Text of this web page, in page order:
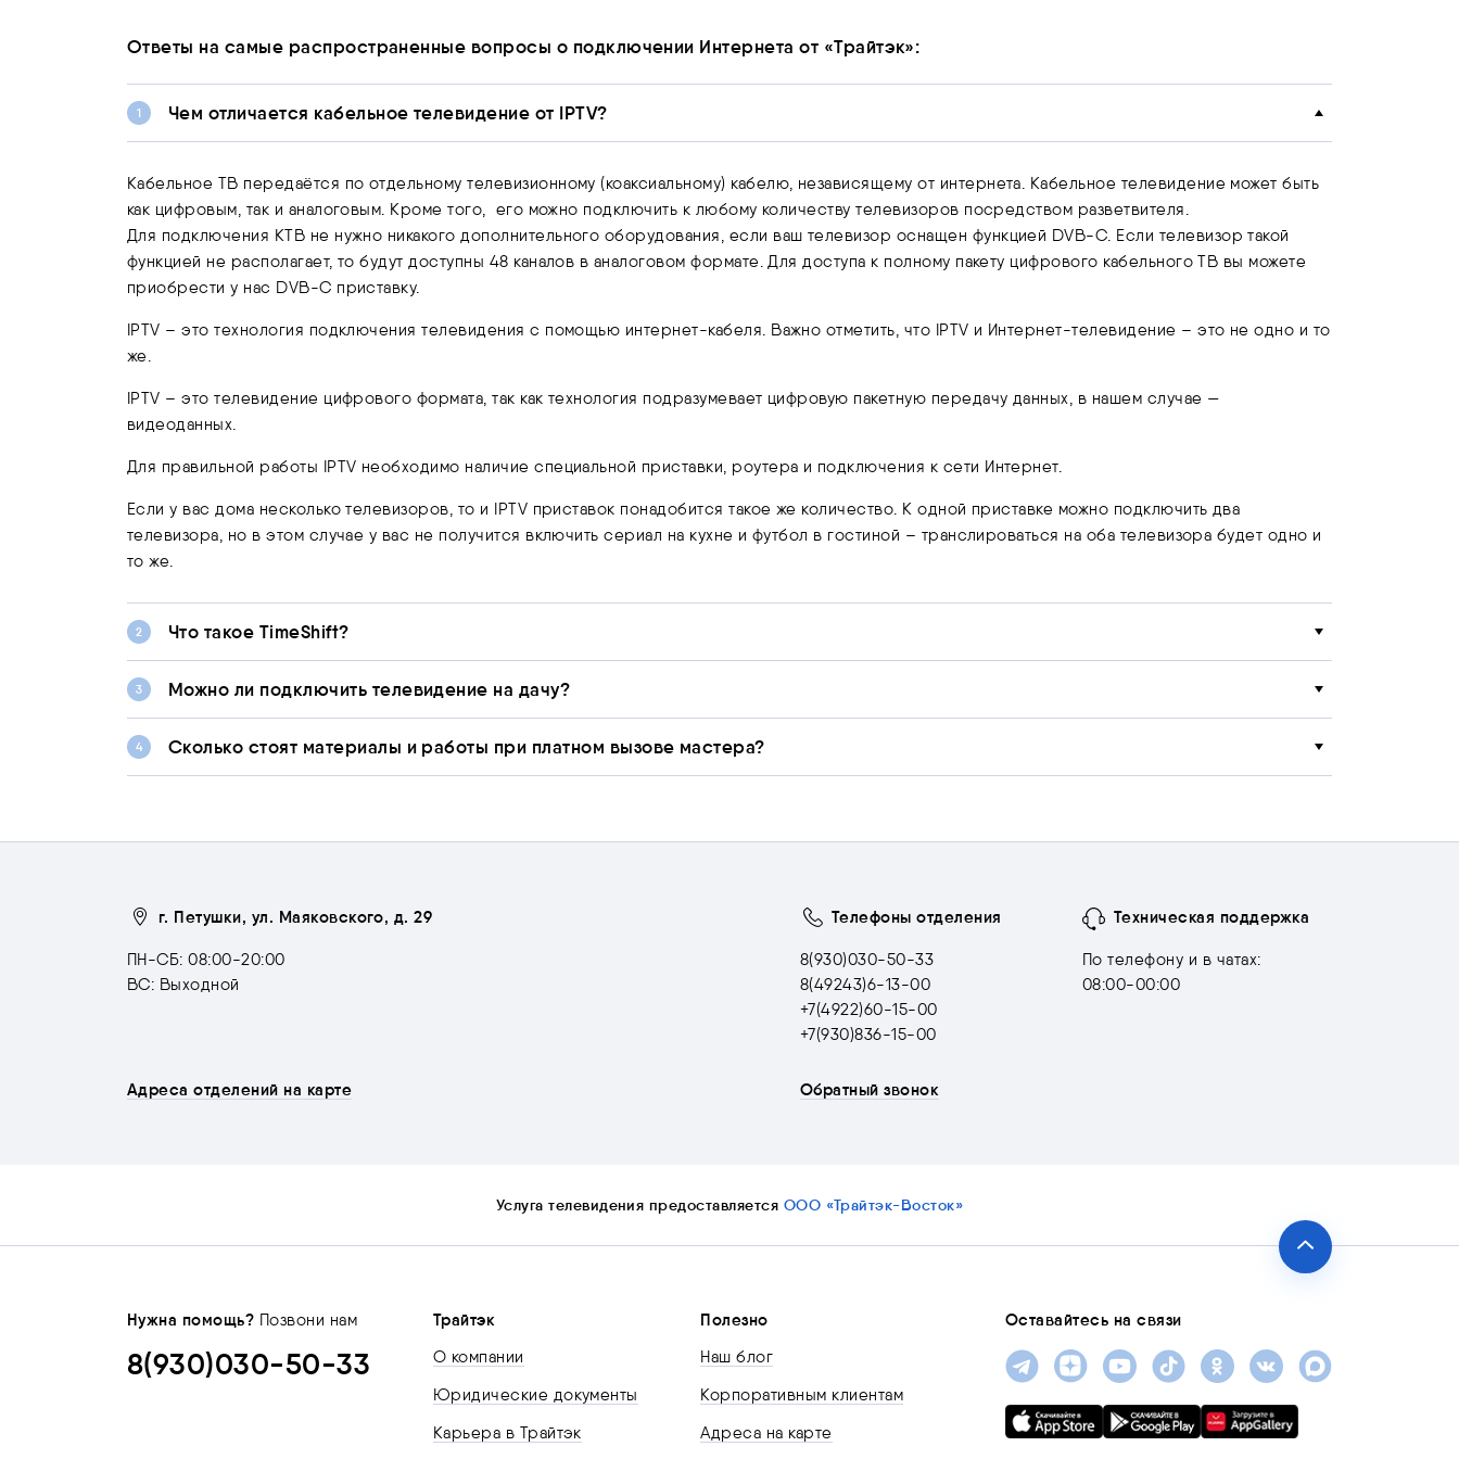
Ответы на самые распространенные вопросы о подключении Интернета от «Трайтэк»:
Чем отличается кабельное телевидение от IPTV?
Кабельное ТВ передаётся по отдельному телевизионному (коаксиальному) кабелю, независящему от интернета. Кабельное телевидение может быть
как цифровым, так и аналоговым. Кроме того, его можно подключить к любому количеству телевизоров посредством разветвителя.
Для подключения КТВ не нужно никакого дополнительного оборудования, если ваш телевизор оснащен функцией DVB-C. Если телевизор такой
функцией не располагает, то будут доступны 48 каналов в аналоговом формате. Для доступа к полному пакету цифрового кабельного ТВ вы можете
приобрести у нас DVB-C приставку.
IPTV – это технология подключения телевидения с помощью интернет-кабеля. Важно отметить, что IPTV и Интернет-телевидение – это не одно и то
же.
IPTV – это телевидение цифрового формата, так как технология подразумевает цифровую пакетную передачу данных, в нашем случае —
видеоданных.
Для правильной работы IPTV необходимо наличие специальной приставки, роутера и подключения к сети Интернет.
Если у вас дома несколько телевизоров, то и IPTV приставок понадобится такое же количество. К одной приставке можно подключить два
телевизора, но в этом случае у вас не получится включить сериал на кухне и футбол в гостиной – транслироваться на оба телевизора будет одно и
то же.
Что такое TimeShift?
Можно ли подключить телевидение на дачу?
Сколько стоят материалы и работы при платном вызове мастера?
г. Петушки, ул. Маяковского, д. 29
ПН-СБ: 08:00-20:00
ВС: Выходной
Телефоны отделения
8(930)030-50-33
8(49243)6-13-00
+7(4922)60-15-00
+7(930)836-15-00
Техническая поддержка
По телефону и в чатах:
08:00-00:00
Адреса отделений на карте Обратный звонок
Услуга телевидения предоставляется ООО «Трайтэк-Восток»
Нужна помощь? Позвони нам
8(930)030-50-33
Трайтэк
О компании
Юридические документы
Карьера в Трайтэк
Полезно
Наш блог
Корпоративным клиентам
Адреса на карте
Оставайтесь на связи